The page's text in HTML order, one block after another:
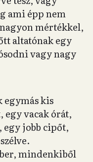
ami épp nem
mértékkel,
altatónak egy
vagy nagy
egymás kis
egy vacak órát,
jobb cipőt,
mindenkiből